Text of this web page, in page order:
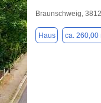
Braunschweig,
Haus ca. 260,00